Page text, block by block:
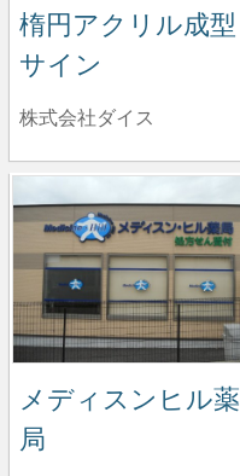
楕円アクリル成型
サイン
株式会社ダイス
メディスンヒル薬
局